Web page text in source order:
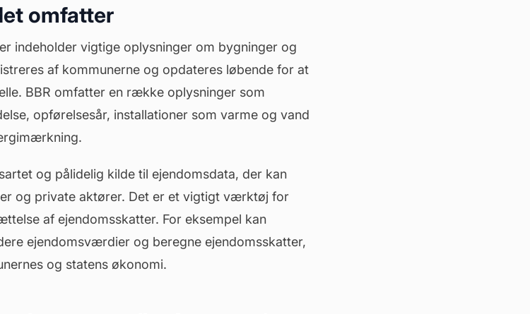
omfatter
indeholder vigtige oplysninger om bygninger og
af kommunerne og opdateres løbende for at
BBR omfatter en række oplysninger som
opførelsesår, installationer som varme og vand
.
og pålidelig kilde til ejendomsdata, der kan
og private aktører. Det er et vigtigt værktøj for
af ejendomsskatter. For eksempel kan
ejendomsværdier og beregne ejendomsskatter,
og statens økonomi.